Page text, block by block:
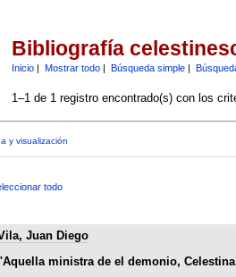
Bibliografía
Inicio| Mostrar todo| Búsqueda simple|
1–1 de 1 registro encontrado(s) con los
y visualización
todo
Juan Diego
ministra de el demonio,